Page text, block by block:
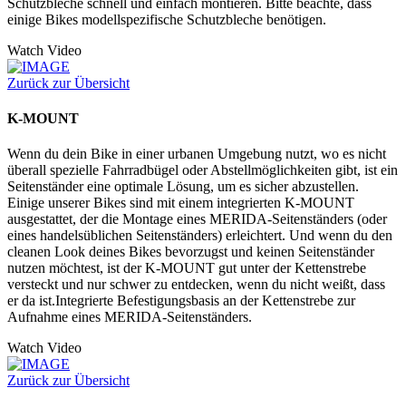
einige Bikes modellspezifische Schutzbleche benötigen.
Watch Video
Zurück zur Übersicht
K-MOUNT
Wenn du dein Bike in einer urbanen Umgebung nutzt, wo es nicht
überall spezielle Fahrradbügel oder Abstellmöglichkeiten gibt, ist ein
Seitenständer eine optimale Lösung, um es sicher abzustellen.
Einige unserer Bikes sind mit einem integrierten K-MOUNT
ausgestattet, der die Montage eines MERIDA-Seitenständers (oder
eines handelsüblichen Seitenständers) erleichtert. Und wenn du den
cleanen Look deines Bikes bevorzugst und keinen Seitenständer
nutzen möchtest, ist der K-MOUNT gut unter der Kettenstrebe
versteckt und nur schwer zu entdecken, wenn du nicht weißt, dass
er da ist.Integrierte Befestigungsbasis an der Kettenstrebe zur
Aufnahme eines MERIDA-Seitenständers.
Watch Video
Zurück zur Übersicht